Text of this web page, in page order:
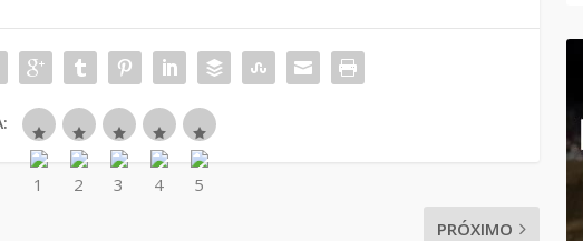
PRÓXIMO